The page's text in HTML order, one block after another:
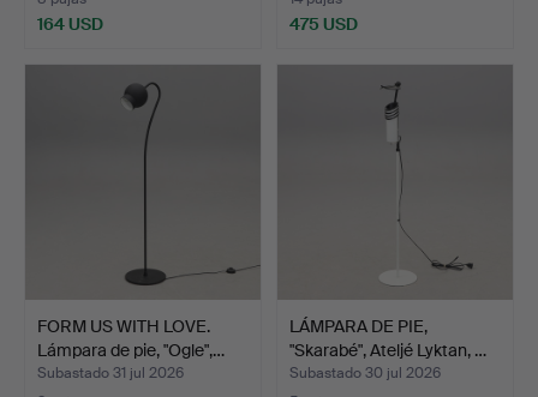
164 USD 475 USD
FORM US WITH LOVE.
Lámpara de pie, "Ogle",…
Subastado 31 jul 2026
LÁMPARA DE PIE,
"Skarabé", Ateljé Lyktan, …
Subastado 30 jul 2026